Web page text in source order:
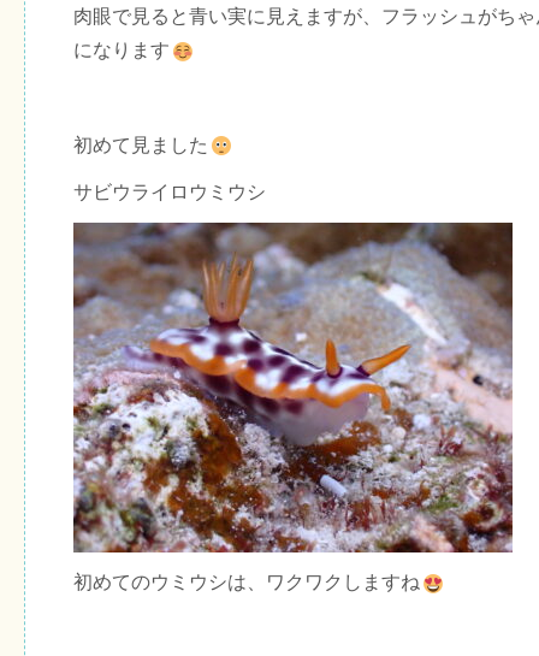
肉眼で見ると青い実に見えますが、フラッシュがち
になります
初めて見ました
サビウライロウミウシ
初めてのウミウシは、ワクワクしますね